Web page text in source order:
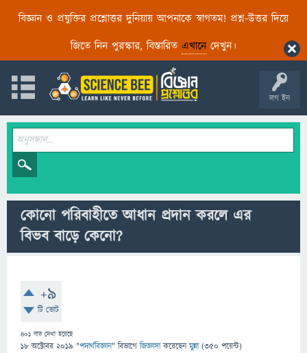
বিজ্ঞান ও প্রযুক্তির প্রশ্নোত্তর দুনিয়ায় আপনাকে স্বাগতম! প্রশ্ন-উত্তর দিয়ে
জিতে নিন পুরস্কার, বিস্তারিত এখানেদেখুন।
লগ ইন
কোনো পরিবাহীতে আধান প্রদান করলে এর
বিভব বাড়ে কেনো?
+9
টি ভোট
401 বার দেখা হয়েছে
18 অক্টোবর 2019 "পদার্থবিজ্ঞান" বিভাগে জিজ্ঞাসাকরেছেনমুন্না (350 পয়েন্ট)